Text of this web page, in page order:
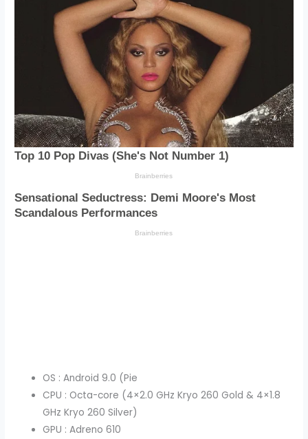
OS : Android 9.0 (Pie
CPU : Octa-core (4×2.0 GHz Kryo 260 Gold & 4×1.8
GHz Kryo 260 Silver)
GPU : Adreno 610